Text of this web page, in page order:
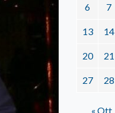
6 7
13 14
20 21
27 28
« Ott